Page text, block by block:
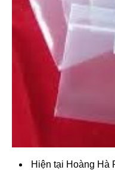
Hiện tại Hoàng Hà